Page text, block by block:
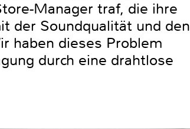
Manager traf, die ihre
der Soundqualität und den
haben dieses Problem
durch eine drahtlose